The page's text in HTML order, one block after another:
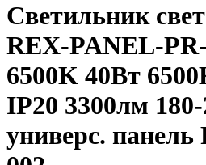
Светильник
REX-PANEL-
6500K 40Вт
IP20 3300лм
универс. панель